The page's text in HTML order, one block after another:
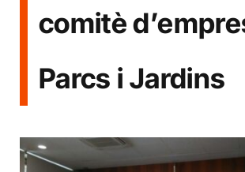
comitè
Parcs i Jardins